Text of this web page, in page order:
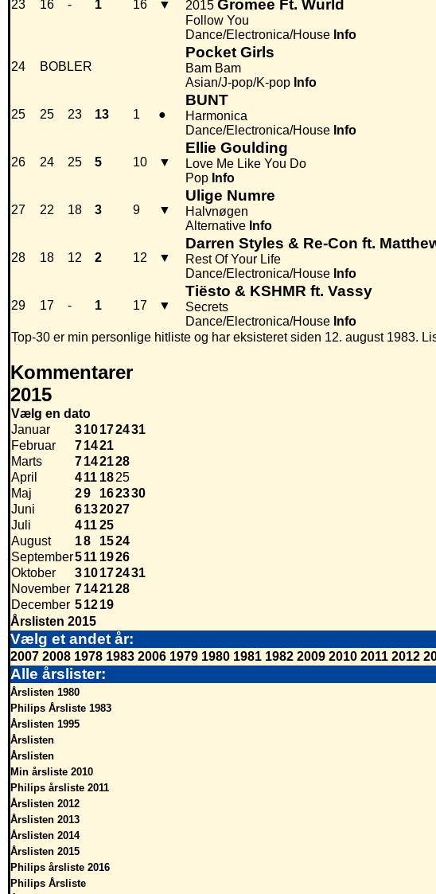
23 16 - 1 16 ▼
2015 Gromee Ft. Wurld
Follow You
Dance/Electronica/House Info
24 BOBLER
Pocket Girls
Bam Bam
Asian/J-pop/K-pop Info
25 25 23 13 1 ●
BUNT
Harmonica
Dance/Electronica/House Info
26 24 25 5 10 ▼
Ellie Goulding
Love Me Like You Do
Pop Info
27 22 18 3 9 ▼
Ulige Numre
Halvnøgen
Alternative Info
28 18 12 2 12 ▼
Darren Styles & Re-Con ft.
Rest Of Your Life
Dance/Electronica/House Info
29 17 - 1 17 ▼
Tiësto & KSHMR ft. Vassy
Secrets
Dance/Electronica/House Info
Top-30 er min personlige hitliste og har eksisteret siden 12. august 1983.
Kommentarer
2015
Vælg en dato
Januar
310172431
Februar
71421
Marts
7142128
April
411 1825
Maj
29 162330
Juni
6132027
Juli
41125
August
18 1524
September511 1926
Oktober
310172431
November 7142128
December 51219
Årslisten 2015
Vælg et andet år:
2007 2008 1978 1983 2006 1979 1980 1981 1982 2009 2010 2011 2012
Alle årslister:
Årslisten 1980
Philips Årsliste 1983
Årslisten 1995
Årslisten
Årslisten
Min årsliste 2010
Philips årsliste 2011
Årslisten 2012
Årslisten 2013
Årslisten 2014
Årslisten 2015
Philips årsliste 2016
Philips Årsliste